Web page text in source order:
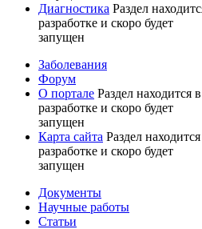
Диагностика Раздел
разработке и скоро будет
запущен
Заболевания
Форум
О портале Раздел находится в
разработке и скоро будет
запущен
Карта сайта Раздел
разработке и скоро будет
запущен
Документы
Научные работы
Статьи